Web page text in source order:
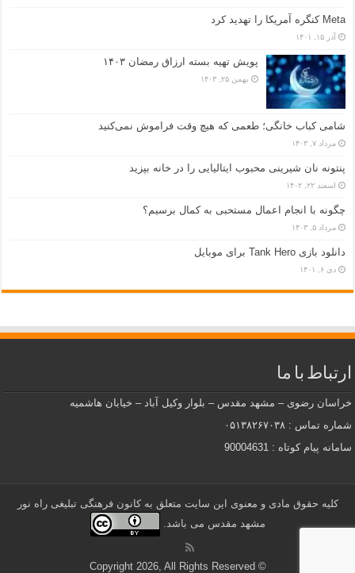
Meta کنگره آمریکا را تهدید کرد
آذر ۱۵, ۱۴۰۱
پویش تهیه بسته ارزاق رمضان ۱۴۰۳
بهمن ۲۵, ۱۴۰۳
شامی کباب خانگی؛ طعمی که هیچ وقت فراموش نمی‌کنید
مرداد ۷, ۱۴۰۳
پنتونه نان شیرینی محبوب ایتالیایی را در خانه بپزید
اسفند ۲۲, ۱۴۰۲
چگونه با انجام اعمال مستحبی به کمال برسیم؟
مرداد ۵, ۱۴۰۳
دانلود بازی Tank Hero برای موبایل
دی ۶, ۱۴۰۱
ارتباط با ما
خراسان رضوی – مشهد مقدس – بلوار وکیل آباد – خیابان هاشمیه
شماره تماس : ۰۵۱۳۸۲۶۷۰۳۸
سامانه پیام کوتاه : 90004631
کلیه حقوق مادی و معنوی این سایت متعلق به کانون فرهنگی تبلیغی راه نور
مشهد مقدس می باشد.
© Copyright 2026, All Rights Reserved